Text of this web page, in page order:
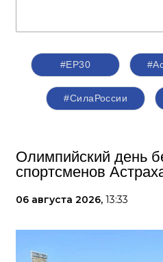
#ЕР30
#СилаРоссии
Олимпийский день
спортсменов
06 августа 2026, 13:33